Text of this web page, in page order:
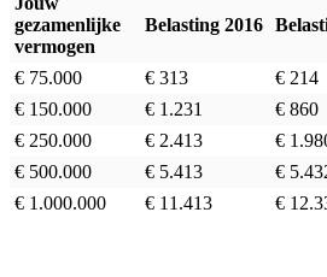
gezamenlijke
vermogen
Belasting 2016
€ 75.000 € 313 € 214
€ 150.000
€ 1.231 € 860
€ 250.000
€ 2.413 €
€ 500.000
€ 5.413 €
€ 1.000.000
€ 11.413 €